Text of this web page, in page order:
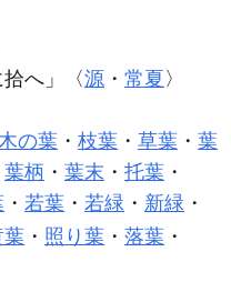
へ」〈源 ・ 常夏 〉
の葉 ・ 枝葉 ・ 草葉 ・ 葉
葉柄 ・ 葉末 ・ 托葉 ・
・ 若葉 ・ 若緑 ・ 新緑 ・
葉 ・ 照り葉 ・ 落葉 ・